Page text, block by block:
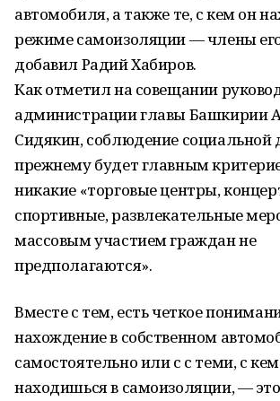
автомобиля, а также те, с кем он
режиме самоизоляции — члены
добавил Радий Хабиров.
Как отметил на совещании
администрации главы Башкирии
Сидякин, соблюдение социальной
прежнему будет главным
никакие «торговые центры,
спортивные, развлекательные
массовым участием граждан не
предполагаются».
Вместе с тем, есть четкое
нахождение в собственном
самостоятельно или с с теми, с
находишься в самоизоляции, —